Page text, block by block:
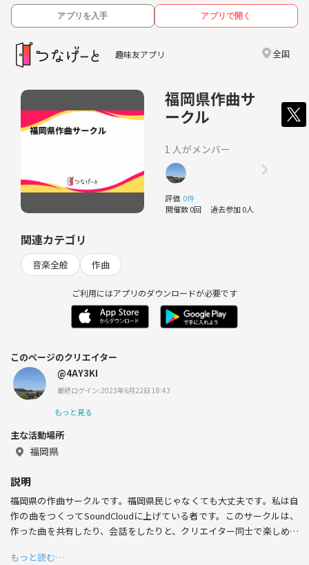
アプリを入手 アプリで開く
趣味友アプリ 全国
福岡県作曲サ
ークル
1 人がメンバー
評価 0件
開催数 0回 過去参加 0人
関連カテゴリ
音楽全般 作曲
ご利用にはアプリのダウンロードが必要です
このページのクリエイター
@4AY3KI
最終ログイン:2023年6月22日 18:43
もっと見る
主な活動場所
福岡県
説明
福岡県の作曲サークルです。福岡県民じゃなくても大丈夫です。私は自
作の曲をつくってSoundCloudに上げている者です。このサークルは、
作った曲を共有したり、会話をしたりと、クリエイター同士で楽しめる
もっと読む…